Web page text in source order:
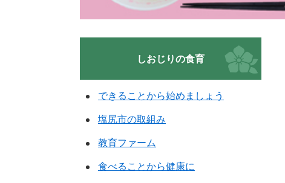
しおじりの食育
できることから始めましょう
塩尻市の取組み
教育ファーム
食べることから健康に